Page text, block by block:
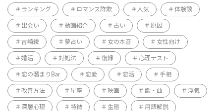
ランキング ロマンス詐欺 人気 体験談
出会い 動画紹介 占い 原因
吉崎綾 夢占い 女の本音 女性向け
婚活 対処法 復縁 心理テスト
恋の溜まりBar 恋愛 恋活 手相
改善方法 星座 映画 歌・曲 浮気
深層心理 特徴 生態 用語解説